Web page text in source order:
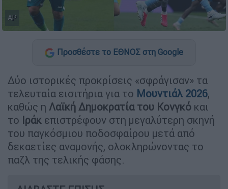
AP
Προσθέστε το ΕΘΝΟΣ στη Google
Δύο ιστορικές προκρίσεις «σφράγισαν» τα
τελευταία εισιτήρια για το Μουντιάλ 2026,
καθώς η Λαϊκή Δημοκρατία του Κονγκό και
το Ιράκ επιστρέφουν στη μεγαλύτερη σκηνή
του παγκόσμιου ποδοσφαίρου μετά από
δεκαετίες αναμονής, ολοκληρώνοντας το
παζλ της τελικής φάσης.